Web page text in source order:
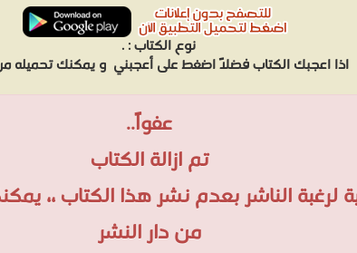
نوع الكتاب :.
اذا اعجبك الكتاب فضلاً اضغط على أعجبني و يمكنك تحميله
عفواً..
تم ازالة الكتاب
لرغبة الناشر بعدم نشر هذا الكتاب ،،
من دار النشر